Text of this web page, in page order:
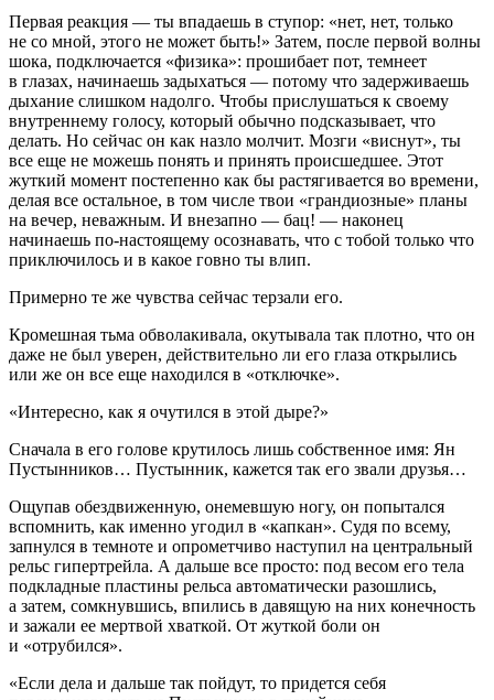
Первая реакция — ты впадаешь в ступор: «нет, нет, только
не со мной, этого не может быть!» Затем, после первой волны
шока, подключается «физика»: прошибает пот, темнеет
в глазах, начинаешь задыхаться — потому что задерживаешь
дыхание слишком надолго. Чтобы прислушаться к своему
внутреннему голосу, который обычно подсказывает, что
делать. Но сейчас он как назло молчит. Мозги «виснут», ты
все еще не можешь понять и принять происшедшее. Этот
жуткий момент постепенно как бы растягивается во времени,
делая все остальное, в том числе твои «грандиозные» планы
на вечер, неважным. И внезапно — бац! — наконец
начинаешь по-настоящему осознавать, что с тобой только что
приключилось и в какое говно ты влип.
Примерно те же чувства сейчас терзали его.
Кромешная тьма обволакивала, окутывала так плотно, что он
даже не был уверен, действительно ли его глаза открылись
или же он все еще находился в «отключке».
«Интересно, как я очутился в этой дыре?»
Сначала в его голове крутилось лишь собственное имя: Ян
Пустынников… Пустынник, кажется так его звали друзья…
Ощупав обездвиженную, онемевшую ногу, он попытался
вспомнить, как именно угодил в «капкан». Судя по всему,
запнулся в темноте и опрометчиво наступил на центральный
рельс гипертрейла. А дальше все просто: под весом его тела
подкладные пластины рельса автоматически разошлись,
а затем, сомкнувшись, впились в давящую на них конечность
и зажали ее мертвой хваткой. От жуткой боли он
и «отрубился».
«Если дела и дальше так пойдут, то придется себя